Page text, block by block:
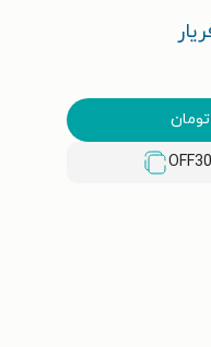
تومان
OFF30